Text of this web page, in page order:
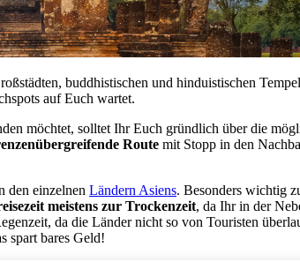
buddhistischen und hinduistischen
auf Euch wartet.
möchtet, solltet Ihr Euch gründlich über die
Route mit Stopp in den
den einzelnen Ländern Asiens. Besonders wichtig
meistens zur Trockenzeit, da Ihr in der
da die Länder nicht so von Touristen
spart bares Geld!